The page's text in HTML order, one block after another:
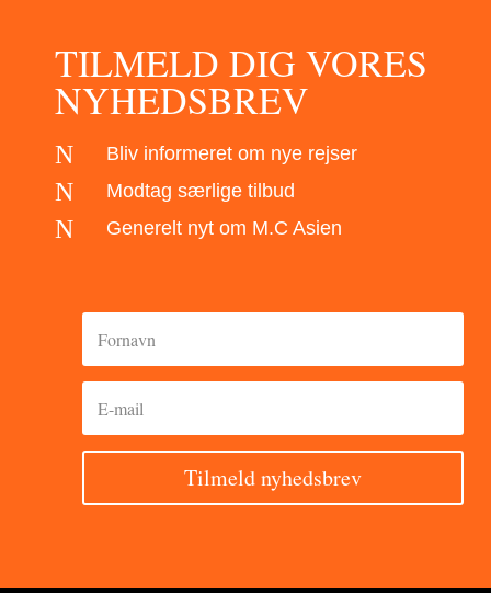
TILMELD DIG VORES
NYHEDSBREV
N Bliv informeret om nye rejser
N Modtag særlige tilbud
N Generelt nyt om M.C Asien
Tilmeld nyhedsbrev